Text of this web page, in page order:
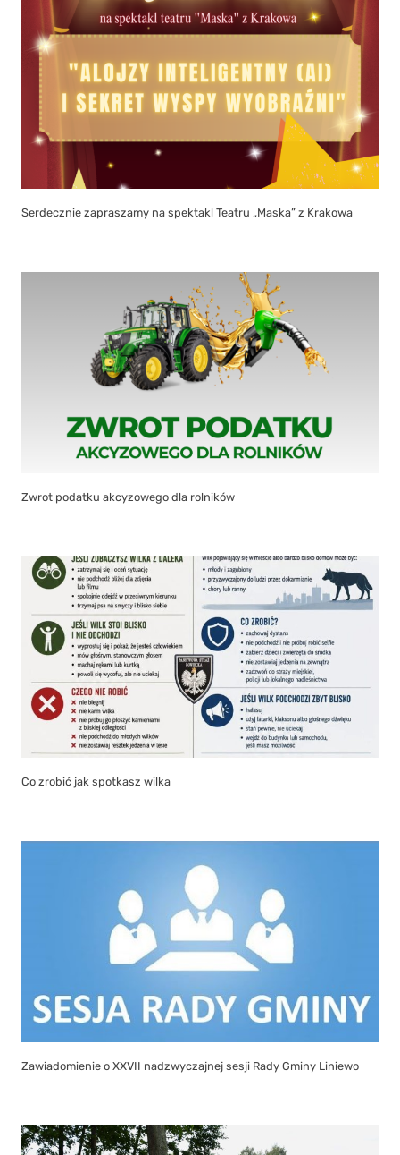
Serdecznie zapraszamy na spektakl Teatru „Maska” z Krakowa
Zwrot podatku akcyzowego dla rolników
Co zrobić jak spotkasz wilka
Zawiadomienie o XXVII nadzwyczajnej sesji Rady Gminy Liniewo